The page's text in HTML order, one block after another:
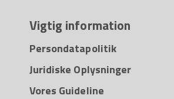
Vigtig information
Persondatapolitik
Juridiske Oplysninger
Vores Guideline